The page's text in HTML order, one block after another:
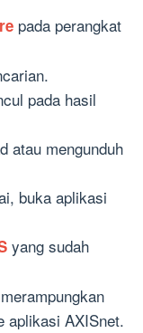
pada perangkat
pada hasil
atau mengunduh
buka aplikasi
yang sudah
aplikasi AXISnet.